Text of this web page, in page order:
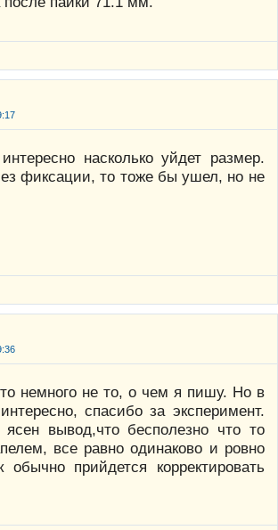
насколько уйдет размер.
фиксации, то тоже бы ушел, но не
немного не то, о чем я пишу. Но в
спасибо за эксперимент.
ясен вывод,что бесполезно что то
все равно одинаково и ровно
обычно прийдется корректировать